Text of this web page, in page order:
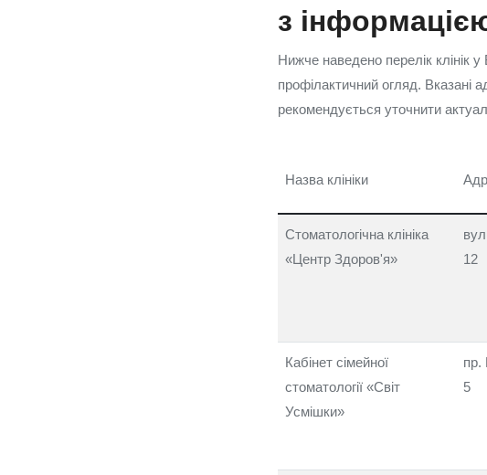
з
Нижче наведено перелік клінік
профілактичний огляд. Вказані
рекомендується уточнити
Назва клініки
Стоматологічна клініка
«Центр Здоров'я»
12
Кабінет сімейної
стоматології «Світ
Усмішки»
пр.
5